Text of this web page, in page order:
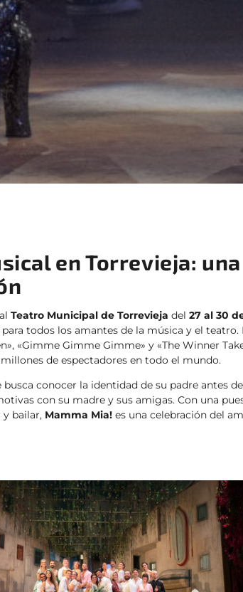
en Torrevieja:
Teatro Municipal de Torrevieja del 27 al 30
todos los amantes de la música y el teatro.
«Gimme Gimme Gimme» y «The Winner
de espectadores en todo el mundo.
conocer la identidad de su padre antes
con su madre y sus amigas. Con una
bailar, Mamma Mia! es una celebración del